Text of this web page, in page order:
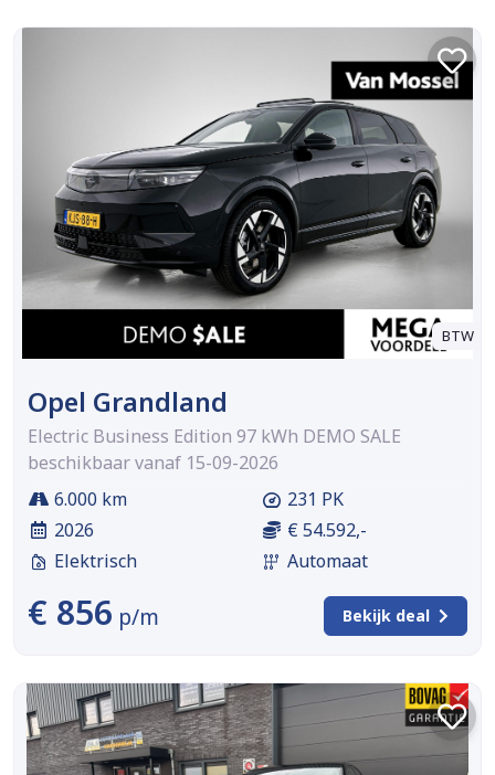
BTW
Opel Grandland
Electric Business Edition 97 kWh DEMO SALE
beschikbaar vanaf 15-09-2026
6.000 km
2026
Elektrisch
231 PK
€ 54.592,-
Automaat
€ 856 p/m Bekijk deal